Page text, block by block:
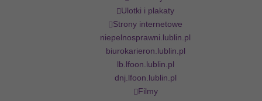
Ulotki i plakaty
Strony internetowe
niepelnosprawni.lublin.pl
biurokarieron.lublin.pl
lb.lfoon.lublin.pl
dnj.lfoon.lublin.pl
Filmy